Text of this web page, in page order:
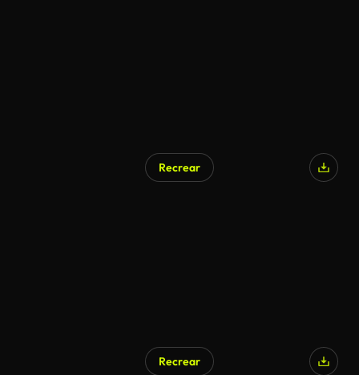
Recrear
Recrear